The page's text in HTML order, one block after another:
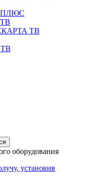
ПЛЮС
ТВ
ТВ
оборудования
установив